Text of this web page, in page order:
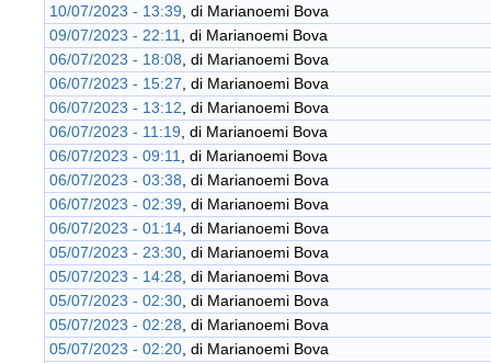
10/07/2023 - 13:39 , di Marianoemi Bova
09/07/2023 - 22:11
, di Marianoemi Bova
06/07/2023 - 18:08 , di Marianoemi Bova
06/07/2023 - 15:27 , di Marianoemi Bova
06/07/2023 - 13:12 , di Marianoemi Bova
06/07/2023 - 11:19 , di Marianoemi Bova
06/07/2023 - 09:11
, di Marianoemi Bova
06/07/2023 - 03:38 , di Marianoemi Bova
06/07/2023 - 02:39 , di Marianoemi Bova
06/07/2023 - 01:14 , di Marianoemi Bova
05/07/2023 - 23:30 , di Marianoemi Bova
05/07/2023 - 14:28 , di Marianoemi Bova
05/07/2023 - 02:30 , di Marianoemi Bova
05/07/2023 - 02:28 , di Marianoemi Bova
05/07/2023 - 02:20 , di Marianoemi Bova